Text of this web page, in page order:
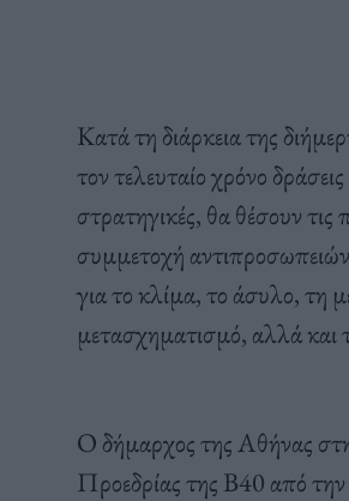
Κατά τη διάρκεια της
τον τελευταίο χρόνο
στρατηγικές, θα θέσουν
συμμετοχή
για το κλίμα, το άσυλο, τη
μετασχηματισμό, αλλά και
Ο δήμαρχος της Αθήνας
Προεδρίας της Β40 από